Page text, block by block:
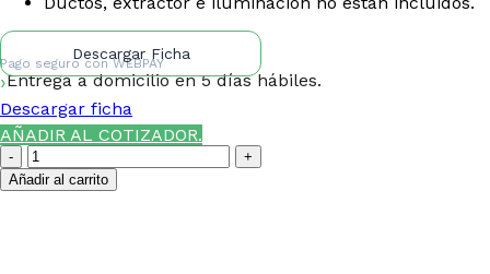
Descargar Ficha
Pago seguro conWEBPAY
Entrega a domicilio en 5 días hábiles.
Descargar ficha
AÑADIR AL COTIZADOR.
Campana
Central
Acero
Añadir al carrito